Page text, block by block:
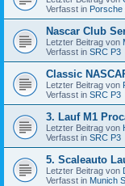
Verfasst in Porsche
Nascar Club
Letzter Beitrag von
Verfasst in SRC P3
Classic
Letzter Beitrag von
Verfasst in SRC P3
3. Lauf M1
Letzter Beitrag von
Verfasst in SRC P3
5. Scaleauto
Letzter Beitrag von
Verfasst in Munich